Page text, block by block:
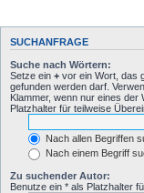
SUCHANFRAGE
Suche nach Wörtern:
Setze ein + vor ein Wort, das
gefunden werden darf.
Klammer, wenn nur eines
Platzhalter für teilweise
Nach allen Begriffen
Nach einem Begriff
Zu suchender Autor:
Benutze ein * als Platzhalter